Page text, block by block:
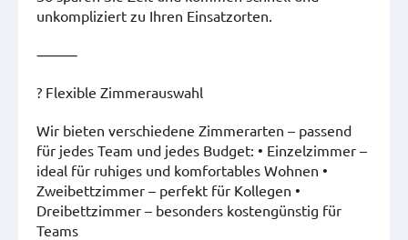
unkompliziert zu Ihren Einsatzorten.
⸻
?️ Flexible Zimmerauswahl
Wir bieten verschiedene Zimmerarten – passend
für jedes Team und jedes Budget: • Einzelzimmer –
ideal für ruhiges und komfortables Wohnen •
Zweibettzimmer – perfekt für Kollegen •
Dreibettzimmer – besonders kostengünstig für
Teams